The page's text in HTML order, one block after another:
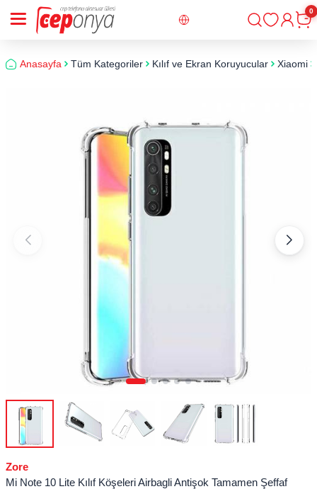
Giriş
0
Anasayfa Tüm Kategoriler Kılıf ve Ekran Koruyucular Xiaomi
Zore
Mi Note 10 Lite Kılıf Köşeleri Airbagli Antişok Tamamen Şeffaf